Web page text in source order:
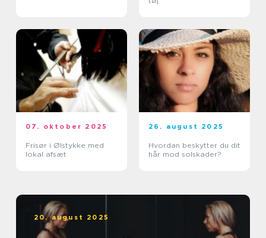
07. oktober 2025
Frisør i Ølstykke med
lokal afsæt
26. august 2025
Hvordan beskytter du dit
hår mod solskader?
20. august 2025